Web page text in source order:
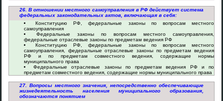
26. В отношении местного самоуправления в РФ действует система
федеральных законодательных актов, включающая в себя:
Конституцию РФ, федеральные законы по вопросам местного
самоуправления
Федеральные законы по вопросам местного самоуправления,
федеральные отраслевые законы по предметам ведения РФ
Конституцию РФ, федеральные законы по вопросам местного
самоуправления, федеральные отраслевые законы по предметам ведения
РФ и по предметам совместного ведения, содержащие нормы
муниципального права
Федеральные отраслевые законы по предметам ведения РФ и по
предметам совместного ведения, содержащие нормы муниципального права
27. Вопросы местного значения, непосредственно обеспечивающие
жизнедеятельность населения муниципального образования,
обозначаются понятием